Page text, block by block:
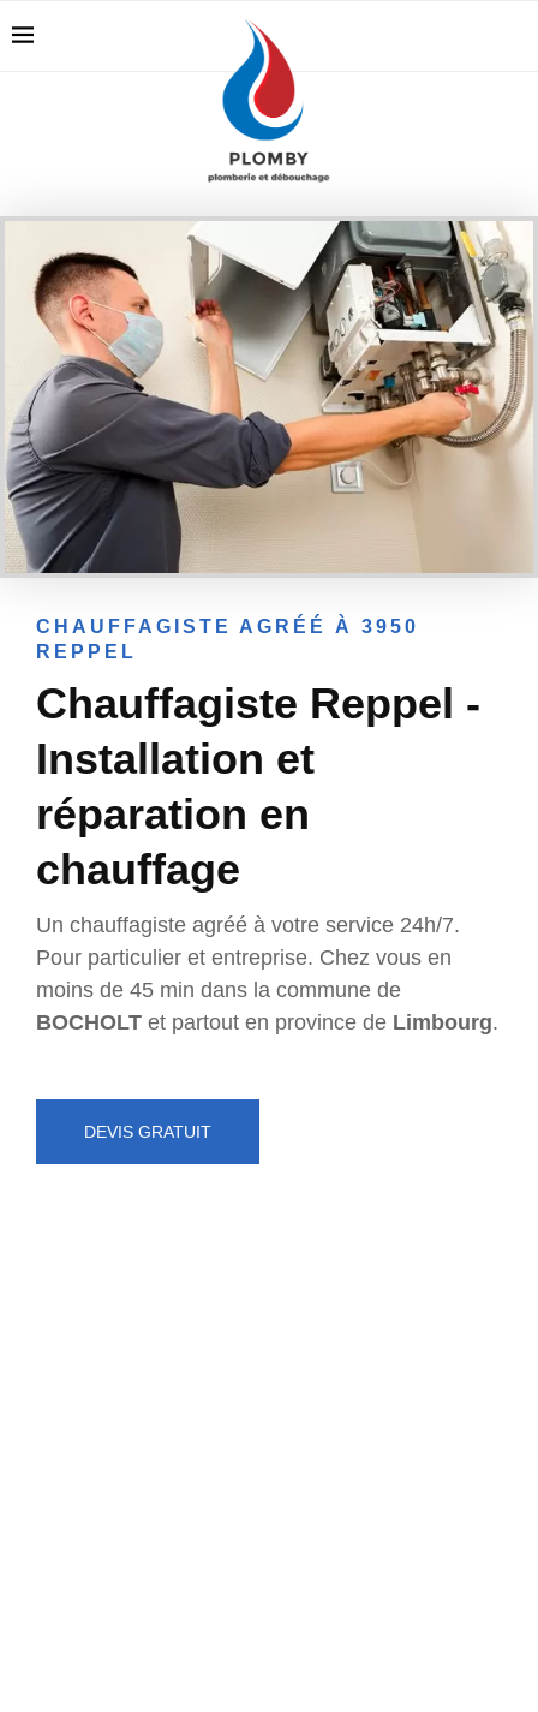
CHAUFFAGISTE AGRÉÉ À 3950
REPPEL
Chauffagiste Reppel -
Installation et
réparation en
chauffage
Un chauffagiste agréé à votre service 24h/7.
Pour particulier et entreprise. Chez vous en
moins de 45 min dans la commune de
BOCHOLT et partout en province de Limbourg.
DEVIS GRATUIT